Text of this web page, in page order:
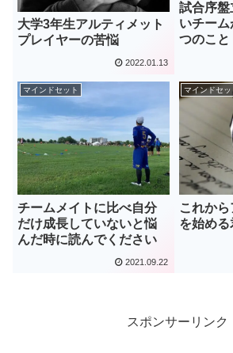
大学3年生アルティメット
プレイヤーの苦悩
2022.01.13
試合序
いチーム
つのこと
マインドセット
チームメイトに比べ自分
だけ成長していないと悩
んだ時に読んでください
2021.09.22
マインドセッ
これか
を始める
スポンサーリンク